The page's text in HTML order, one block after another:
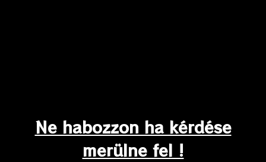
Ne habozzon ha kérdése
merülne fel !